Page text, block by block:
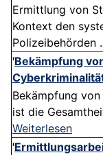
Ermittlung von
Kontext den
Polizeibehörden
'Bekämpfung
Bekämpfung
ist die
Weiterlesen
'